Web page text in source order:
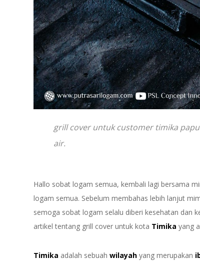
grill cover untuk customer timika
air.
Hallo sobat logam semua, kembali lagi bersama
logam semua. Sebelum membahas lebih lanjut
semoga sobat logam selalu diberi kesehatan dan
artikel tentang grill cover untuk kota Timika yang
Timika adalah sebuahwilayah yang merupakan